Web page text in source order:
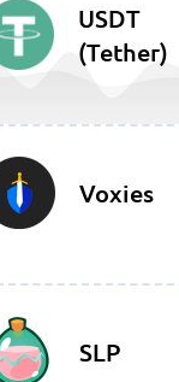
USDT
(Tether)
Voxies
SLP